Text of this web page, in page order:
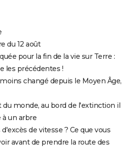
du 12 août
pour la fin de la vie sur Terre :
les précédentes !
changé depuis le Moyen Âge,
du monde, au bord de l'extinction il
à un arbre
de vitesse ? Ce que vous
avant de prendre la route des